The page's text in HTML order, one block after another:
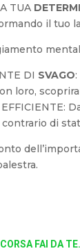
TUA
il tuo
DI SVAGO
loro,
contrario di
FAI DA